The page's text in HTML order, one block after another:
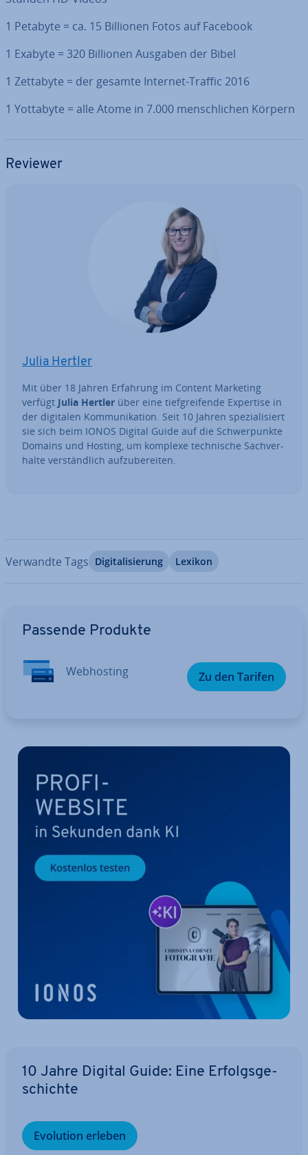
1 Petabyte = ca. 15 Billionen Fotos auf Facebook
1 Exabyte = 320 Billionen Ausgaben der Bibel
1 Zettabyte = der gesamte Internet-Traffic 2016
1 Yottabyte = alle Atome in 7.000 mensch­li­chen Körpern
Reviewer
Julia Hertler
Mit über 18 Jahren Erfahrung im Content Marketing
verfügt Julia Hertler über eine tief­grei­fen­de Expertise in
der digitalen Kom­mu­ni­ka­ti­on. Seit 10 Jahren spe­zia­li­siert
sie sich beim IONOS Digital Guide auf die Schwer­punk­te
Domains und Hosting, um komplexe tech­ni­sche Sach­ver­
hal­te ver­ständ­lich auf­zu­be­rei­ten.
Verwandte Tags Di­gi­ta­li­sie­rung Lexikon
Passende Produkte
Web­hos­ting Zu den Tarifen
10 Jahre Digital Guide: Eine Er­folgs­ge­
schich­te
Evolution erleben